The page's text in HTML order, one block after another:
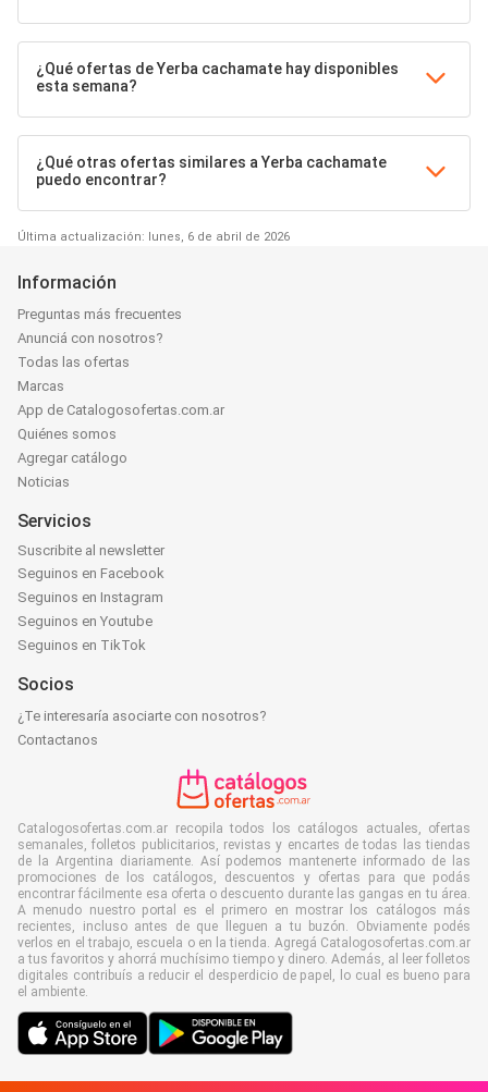
¿Qué ofertas de Yerba cachamate hay disponibles
esta semana?
¿Qué otras ofertas similares a Yerba cachamate
puedo encontrar?
Última actualización: lunes, 6 de abril de 2026
Información
Preguntas más frecuentes
Anunciá con nosotros?
Todas las ofertas
Marcas
App de Catalogosofertas.com.ar
Quiénes somos
Agregar catálogo
Noticias
Servicios
Suscribite al newsletter
Seguinos en Facebook
Seguinos en Instagram
Seguinos en Youtube
Seguinos en TikTok
Socios
¿Te interesaría asociarte con nosotros?
Contactanos
Catalogosofertas.com.ar recopila todos los catálogos actuales, ofertas
semanales, folletos publicitarios, revistas y encartes de todas las tiendas
de la Argentina diariamente. Así podemos mantenerte informado de las
promociones de los catálogos, descuentos y ofertas para que podás
encontrar fácilmente esa oferta o descuento durante las gangas en tu área.
A menudo nuestro portal es el primero en mostrar los catálogos más
recientes, incluso antes de que lleguen a tu buzón. Obviamente podés
verlos en el trabajo, escuela o en la tienda. Agregá Catalogosofertas.com.ar
a tus favoritos y ahorrá muchísimo tiempo y dinero. Además, al leer folletos
digitales contribuís a reducir el desperdicio de papel, lo cual es bueno para
el ambiente.